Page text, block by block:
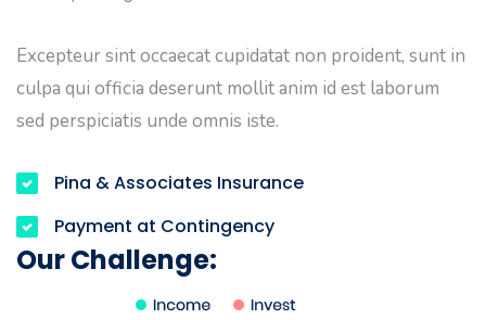
Excepteur sint occaecat cupidatat non proident, sunt in
culpa qui officia deserunt mollit anim id est laborum
sed perspiciatis unde omnis iste.
Pina & Associates Insurance
Payment at Contingency
Our Challenge: